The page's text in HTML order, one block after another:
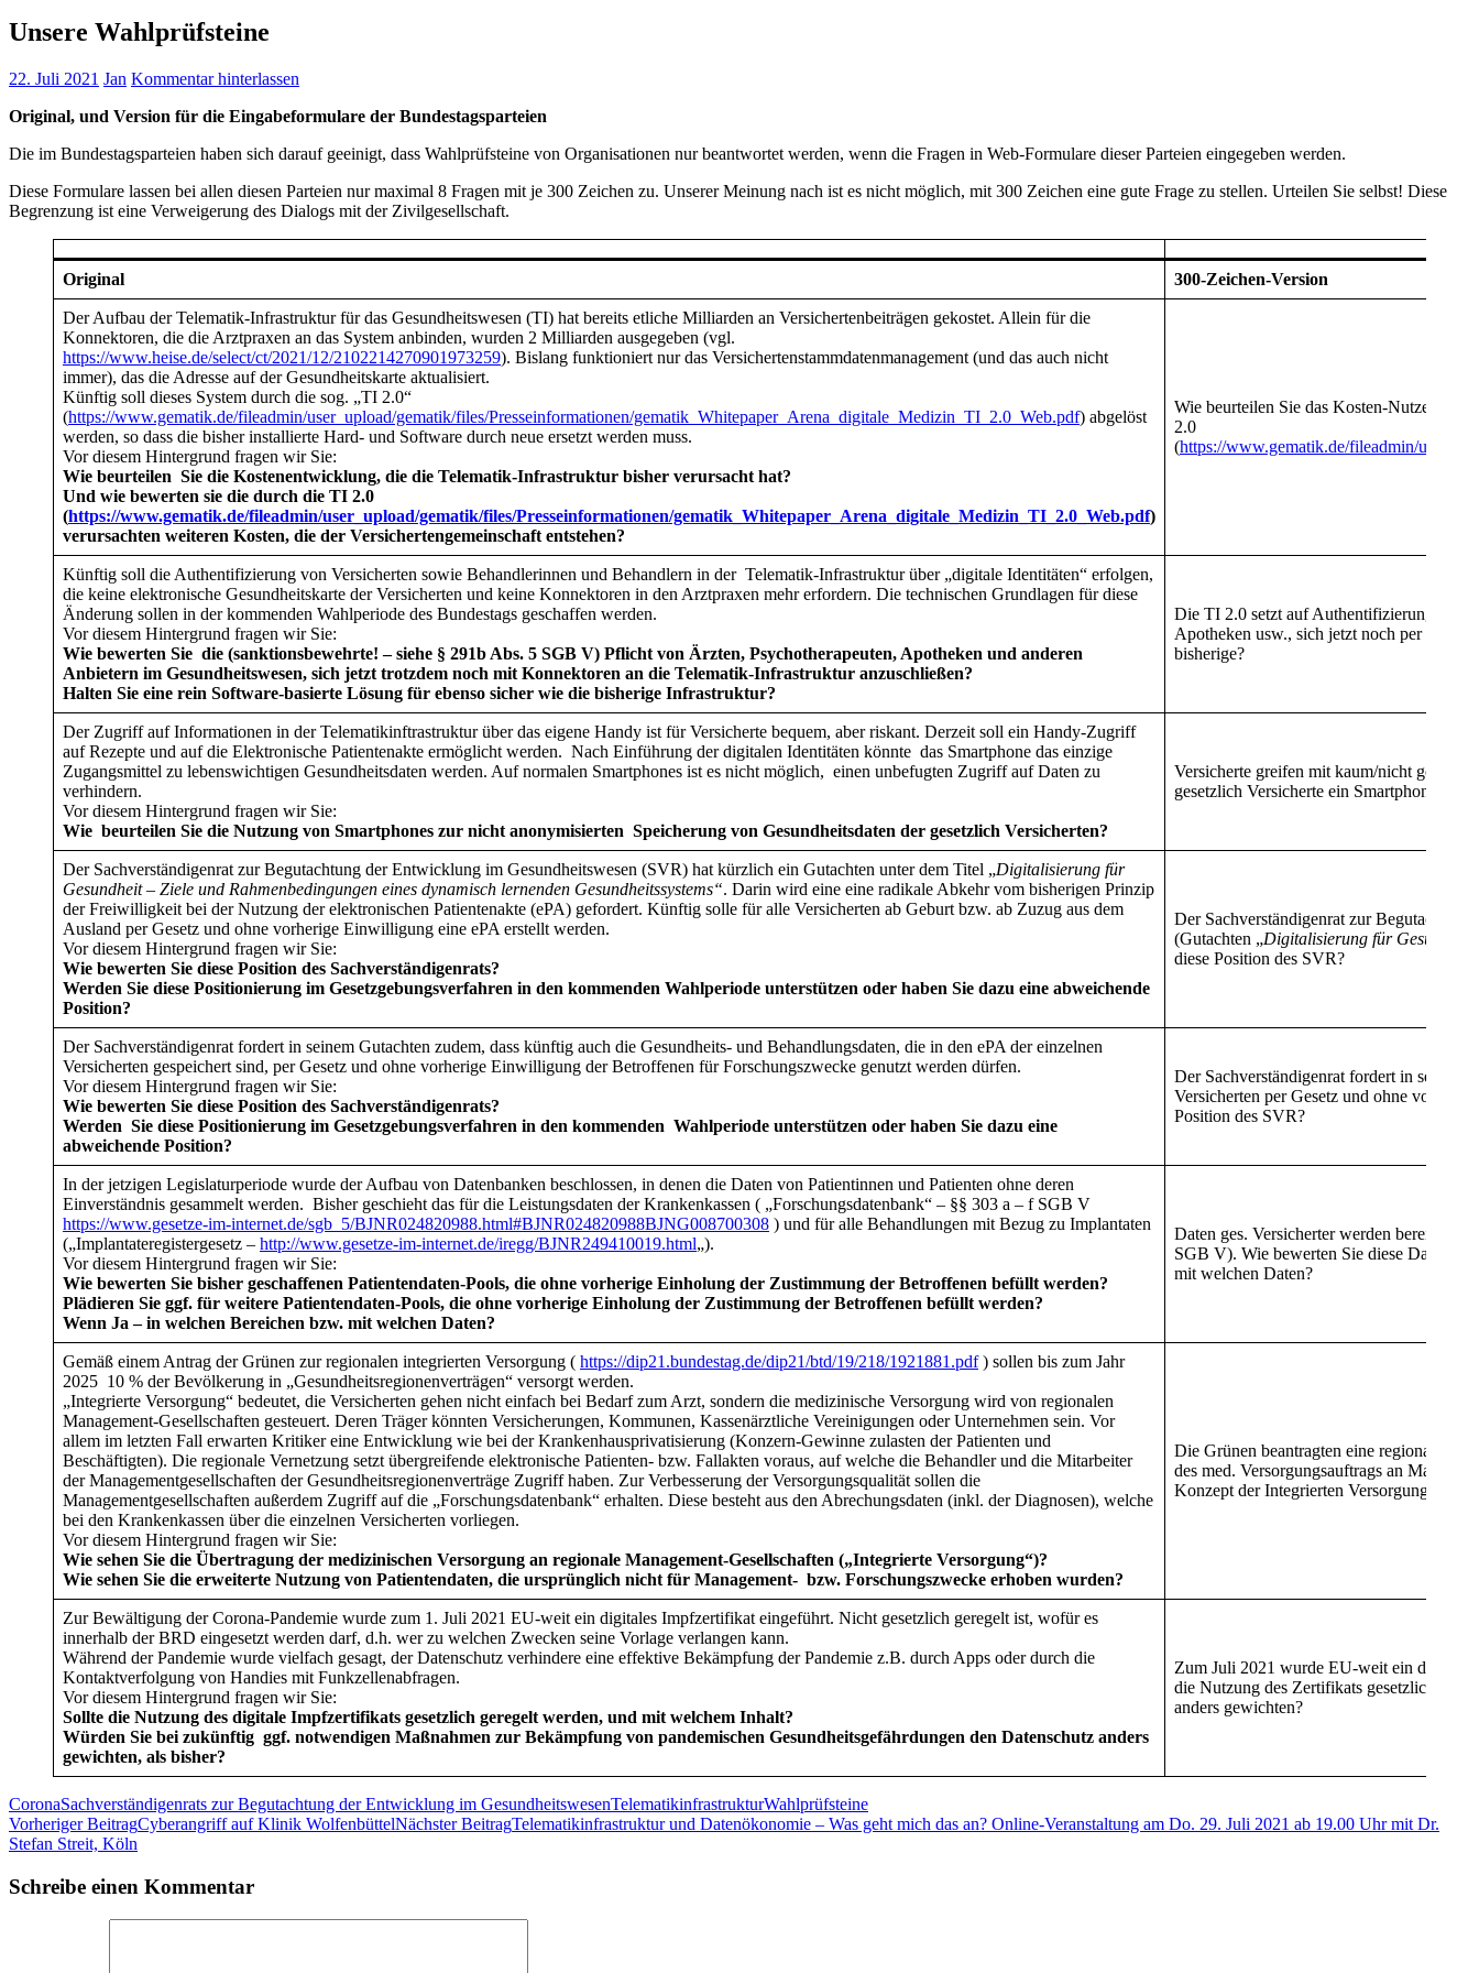
Unsere Wahlprüfsteine
22. Juli 2021 Jan Kommentar hinterlassen
Original, und Version für die Eingabeformulare der Bundestagsparteien
Die im Bundestagsparteien haben sich darauf geeinigt, dass Wahlprüfsteine von Organisationen nur beantwortet werden, wenn die Fragen in Web-Formulare dieser Parteien eingegeben werden.
Diese Formulare lassen bei allen diesen Parteien nur maximal 8 Fragen mit je 300 Zeichen zu. Unserer Meinung nach ist es nicht möglich, mit 300 Zeichen eine gute Frage zu stellen. Urteilen Sie selbst! Diese
Begrenzung ist eine Verweigerung des Dialogs mit der Zivilgesellschaft.
Original 300-Zeichen-Version
Der Aufbau der Telematik-Infrastruktur für das Gesundheitswesen (TI) hat bereits etliche Milliarden an Versichertenbeiträgen gekostet. Allein für die
Konnektoren, die die Arztpraxen an das System anbinden, wurden 2 Milliarden ausgegeben (vgl.
https://www.heise.de/select/ct/2021/12/2102214270901973259). Bislang funktioniert nur das Versichertenstammdatenmanagement (und das auch nicht
immer), das die Adresse auf der Gesundheitskarte aktualisiert.
Künftig soll dieses System durch die sog. „TI 2.0“
(https://www.gematik.de/fileadmin/user_upload/gematik/files/Presseinformationen/gematik_Whitepaper_Arena_digitale_Medizin_TI_2.0_Web.pdf) abgelöst
werden, so dass die bisher installierte Hard- und Software durch neue ersetzt werden muss.
Vor diesem Hintergrund fragen wir Sie:
Wie beurteilen Sie die Kostenentwicklung, die die Telematik-Infrastruktur bisher verursacht hat?
Und wie bewerten sie die durch die TI 2.0
(https://www.gematik.de/fileadmin/user_upload/gematik/files/Presseinformationen/gematik_Whitepaper_Arena_digitale_Medizin_TI_2.0_Web.pdf)
verursachten weiteren Kosten, die der Versichertengemeinschaft entstehen?
Wie beurteilen Sie das Kosten-Nutzen-
2.0
(https://www.gematik.de/fileadmin/
Künftig soll die Authentifizierung von Versicherten sowie Behandlerinnen und Behandlern in der Telematik-Infrastruktur über „digitale Identitäten“ erfolgen,
die keine elektronische Gesundheitskarte der Versicherten und keine Konnektoren in den Arztpraxen mehr erfordern. Die technischen Grundlagen für diese
Änderung sollen in der kommenden Wahlperiode des Bundestags geschaffen werden.
Vor diesem Hintergrund fragen wir Sie:
Wie bewerten Sie die (sanktionsbewehrte! – siehe § 291b Abs. 5 SGB V) Pflicht von Ärzten, Psychotherapeuten, Apotheken und anderen
Anbietern im Gesundheitswesen, sich jetzt trotzdem noch mit Konnektoren an die Telematik-Infrastruktur anzuschließen?
Halten Sie eine rein Software-basierte Lösung für ebenso sicher wie die bisherige Infrastruktur?
Die TI 2.0 setzt auf Authentifizierung
Apotheken usw., sich jetzt noch per
bisherige?
Der Zugriff auf Informationen in der Telematikinftrastruktur über das eigene Handy ist für Versicherte bequem, aber riskant. Derzeit soll ein Handy-Zugriff
auf Rezepte und auf die Elektronische Patientenakte ermöglicht werden. Nach Einführung der digitalen Identitäten könnte das Smartphone das einzige
Zugangsmittel zu lebenswichtigen Gesundheitsdaten werden. Auf normalen Smartphones ist es nicht möglich, einen unbefugten Zugriff auf Daten zu
verhindern.
Vor diesem Hintergrund fragen wir Sie:
Wie beurteilen Sie die Nutzung von Smartphones zur nicht anonymisierten Speicherung von Gesundheitsdaten der gesetzlich Versicherten?
Versicherte greifen mit kaum/nicht
gesetzlich Versicherte ein Smartphone
Der Sachverständigenrat zur Begutachtung der Entwicklung im Gesundheitswesen (SVR) hat kürzlich ein Gutachten unter dem Titel „Digitalisierung für
Gesundheit – Ziele und Rahmenbedingungen eines dynamisch lernenden Gesundheitssystems“. Darin wird eine eine radikale Abkehr vom bisherigen Prinzip
der Freiwilligkeit bei der Nutzung der elektronischen Patientenakte (ePA) gefordert. Künftig solle für alle Versicherten ab Geburt bzw. ab Zuzug aus dem
Ausland per Gesetz und ohne vorherige Einwilligung eine ePA erstellt werden.
Vor diesem Hintergrund fragen wir Sie:
Wie bewerten Sie diese Position des Sachverständigenrats?
Werden Sie diese Positionierung im Gesetzgebungsverfahren in den kommenden Wahlperiode unterstützen oder haben Sie dazu eine abweichende
Position?
Der Sachverständigenrat zur
(Gutachten „Digitalisierung für Gesundheit
diese Position des SVR?
Der Sachverständigenrat fordert in seinem Gutachten zudem, dass künftig auch die Gesundheits- und Behandlungsdaten, die in den ePA der einzelnen
Versicherten gespeichert sind, per Gesetz und ohne vorherige Einwilligung der Betroffenen für Forschungszwecke genutzt werden dürfen.
Vor diesem Hintergrund fragen wir Sie:
Wie bewerten Sie diese Position des Sachverständigenrats?
Werden Sie diese Positionierung im Gesetzgebungsverfahren in den kommenden Wahlperiode unterstützen oder haben Sie dazu eine
abweichende Position?
Der Sachverständigenrat fordert in seinem
Versicherten per Gesetz und ohne
Position des SVR?
In der jetzigen Legislaturperiode wurde der Aufbau von Datenbanken beschlossen, in denen die Daten von Patientinnen und Patienten ohne deren
Einverständnis gesammelt werden. Bisher geschieht das für die Leistungsdaten der Krankenkassen ( „Forschungsdatenbank“ – §§ 303 a – f SGB V
https://www.gesetze-im-internet.de/sgb_5/BJNR024820988.html#BJNR024820988BJNG008700308 ) und für alle Behandlungen mit Bezug zu Implantaten
(„Implantateregistergesetz – http://www.gesetze-im-internet.de/iregg/BJNR249410019.html„).
Vor diesem Hintergrund fragen wir Sie:
Wie bewerten Sie bisher geschaffenen Patientendaten-Pools, die ohne vorherige Einholung der Zustimmung der Betroffenen befüllt werden?
Plädieren Sie ggf. für weitere Patientendaten-Pools, die ohne vorherige Einholung der Zustimmung der Betroffenen befüllt werden?
Wenn Ja – in welchen Bereichen bzw. mit welchen Daten?
Daten ges. Versicherter werden bereits
SGB V). Wie bewerten Sie diese Daten-
mit welchen Daten?
Gemäß einem Antrag der Grünen zur regionalen integrierten Versorgung ( https://dip21.bundestag.de/dip21/btd/19/218/1921881.pdf) sollen bis zum Jahr
2025 10 % der Bevölkerung in „Gesundheitsregionenverträgen“ versorgt werden.
„Integrierte Versorgung“ bedeutet, die Versicherten gehen nicht einfach bei Bedarf zum Arzt, sondern die medizinische Versorgung wird von regionalen
Management-Gesellschaften gesteuert. Deren Träger könnten Versicherungen, Kommunen, Kassenärztliche Vereinigungen oder Unternehmen sein. Vor
allem im letzten Fall erwarten Kritiker eine Entwicklung wie bei der Krankenhausprivatisierung (Konzern-Gewinne zulasten der Patienten und
Beschäftigten). Die regionale Vernetzung setzt übergreifende elektronische Patienten- bzw. Fallakten voraus, auf welche die Behandler und die Mitarbeiter
der Managementgesellschaften der Gesundheitsregionenverträge Zugriff haben. Zur Verbesserung der Versorgungsqualität sollen die
Managementgesellschaften außerdem Zugriff auf die „Forschungsdatenbank“ erhalten. Diese besteht aus den Abrechungsdaten (inkl. der Diagnosen), welche
bei den Krankenkassen über die einzelnen Versicherten vorliegen.
Vor diesem Hintergrund fragen wir Sie:
Wie sehen Sie die Übertragung der medizinischen Versorgung an regionale Management-Gesellschaften („Integrierte Versorgung“)?
Wie sehen Sie die erweiterte Nutzung von Patientendaten, die ursprünglich nicht für Management- bzw. Forschungszwecke erhoben wurden?
Die Grünen beantragten eine regionale
des med. Versorgungsauftrags an
Konzept der Integrierten Versorgung?
Zur Bewältigung der Corona-Pandemie wurde zum 1. Juli 2021 EU-weit ein digitales Impfzertifikat eingeführt. Nicht gesetzlich geregelt ist, wofür es
innerhalb der BRD eingesetzt werden darf, d.h. wer zu welchen Zwecken seine Vorlage verlangen kann.
Während der Pandemie wurde vielfach gesagt, der Datenschutz verhindere eine effektive Bekämpfung der Pandemie z.B. durch Apps oder durch die
Kontaktverfolgung von Handies mit Funkzellenabfragen.
Vor diesem Hintergrund fragen wir Sie:
Sollte die Nutzung des digitale Impfzertifikats gesetzlich geregelt werden, und mit welchem Inhalt?
Würden Sie bei zukünftig ggf. notwendigen Maßnahmen zur Bekämpfung von pandemischen Gesundheitsgefährdungen den Datenschutz anders
gewichten, als bisher?
Zum Juli 2021 wurde EU-weit ein
die Nutzung des Zertifikats gesetzlich
anders gewichten?
CoronaSachverständigenrats zur Begutachtung der Entwicklung im GesundheitswesenTelematikinfrastrukturWahlprüfsteine
Beitragsnavigation
Vorheriger BeitragCyberangriff auf Klinik WolfenbüttelNächster BeitragTelematikinfrastruktur und Datenökonomie – Was geht mich das an? Online-Veranstaltung am Do. 29. Juli 2021 ab 19.00 Uhr mit Dr.
Stefan Streit, Köln
Schreibe einen Kommentar